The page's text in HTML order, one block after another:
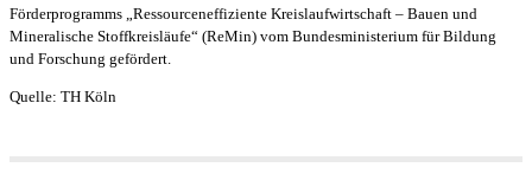
Förderprogramms „Ressourceneffiziente Kreislaufwirtschaft – Bauen und
Mineralische Stoffkreisläufe“ (ReMin) vom Bundesministerium für Bildung
und Forschung gefördert.
Quelle: TH Köln